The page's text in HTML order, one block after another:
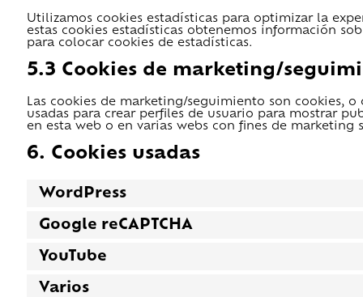
Utilizamos cookies estadísticas para optimizar la
estas cookies estadísticas obtenemos información
para colocar cookies de estadísticas.
5.3 Cookies de marketing/
Las cookies de marketing/seguimiento son cookies,
usadas para crear perfiles de usuario para mostrar
en esta web o en varias webs con fines de marketing
6. Cookies usadas
WordPress
Google reCAPTCHA
YouTube
Varios